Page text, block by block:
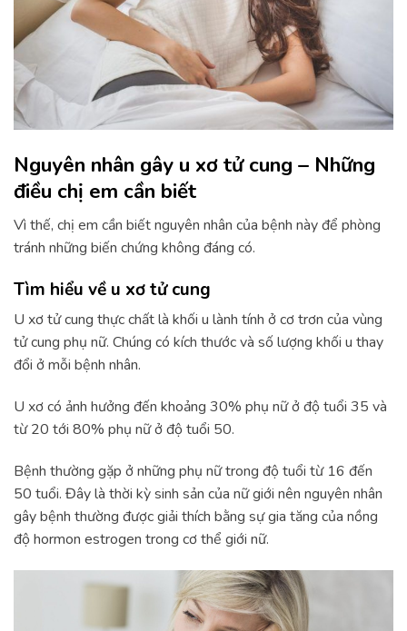
Nguyên nhân gây u xơ tử cung – Những
điều chị em cần biết
Vì thế, chị em cần biết nguyên nhân của bệnh này để phòng
tránh những biến chứng không đáng có.
Tìm hiểu về u xơ tử cung
U xơ tử cung thực chất là khối u lành tính ở cơ trơn của vùng
tử cung phụ nữ. Chúng có kích thước và số lượng khối u thay
đổi ở mỗi bệnh nhân.
U xơ có ảnh hưởng đến khoảng 30% phụ nữ ở độ tuổi 35 và
từ 20 tới 80% phụ nữ ở độ tuổi 50.
Bệnh thường gặp ở những phụ nữ trong độ tuổi từ 16 đến
50 tuổi. Đây là thời kỳ sinh sản của nữ giới nên nguyên nhân
gây bệnh thường được giải thích bằng sự gia tăng của nồng
độ hormon estrogen trong cơ thể giới nữ.